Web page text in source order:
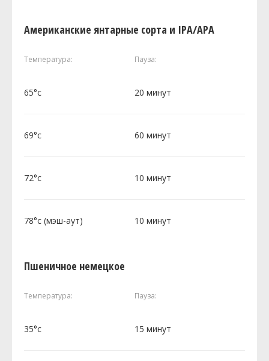
Американские янтарные сорта и IPA/APA
Температура: Пауза:
65°c 20 минут
69°c 60 минут
72°c 10 минут
78°c (мэш-аут) 10 минут
Пшеничное немецкое
Температура: Пауза:
35°c 15 минут